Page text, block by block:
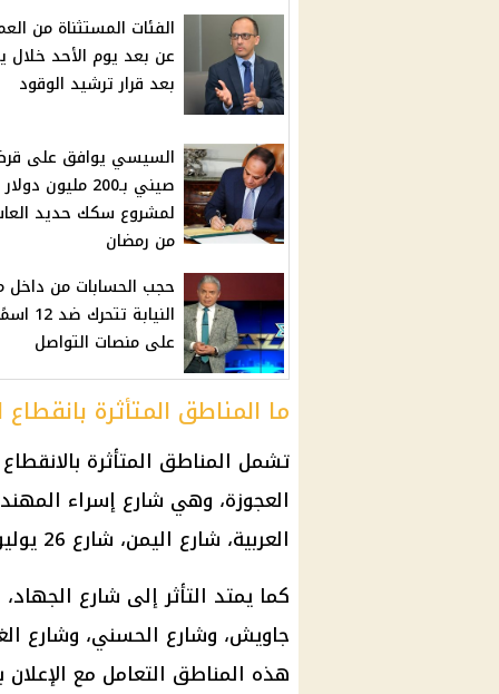
الفئات المستثناة من
عن بعد يوم الأحد خلال
بعد قرار ترشيد الوقود
السيسي يوافق على
صيني بـ200 مليون دولار
لمشروع سكك حديد
من رمضان
حجب الحسابات من داخل
النيابة
على منصات التواصل
ما المناطق المتأثرة بانقطاع
تشمل المناطق المتأثرة
العجوزة، وهي شارع إسراء
العربية، شارع اليمن، شارع 26 يوليو حتى النيل الأبيض، وشارع النيل الأبيض.
كما يمتد التأثر إلى شارع
جاويش، وشارع الحسني، وشارع
هذه المناطق التعامل مع